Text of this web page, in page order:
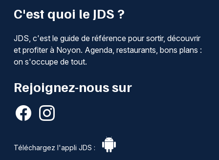
C'est quoi le JDS ?
JDS, c'est le guide de référence pour sortir, découvrir
et profiter à Noyon. Agenda, restaurants, bons plans :
on s'occupe de tout.
Rejoignez-nous sur
Téléchargez l'appli JDS :